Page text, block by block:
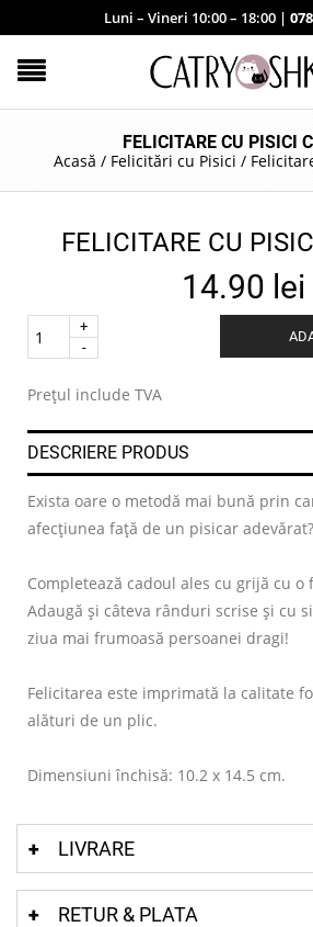
Luni – Vineri 10:00 – 18:00 |
FELICITARE CU PISICI
Acasă / Felicitări cu Pisici /
FELICITARE CU
14.90 lei
Quantity
Prețul include TVA
DESCRIERE PRODUS
Exista oare o metodă mai bună prin
afecțiunea față de un pisicar adevărat?
Completează cadoul ales cu grijă cu
Adaugă și câteva rânduri scrise și cu
ziua mai frumoasă persoanei dragi!
Felicitarea este imprimată la calitate
alături de un plic.
Dimensiuni închisă: 10.2 x 14.5 cm.
LIVRARE
RETUR & PLATA